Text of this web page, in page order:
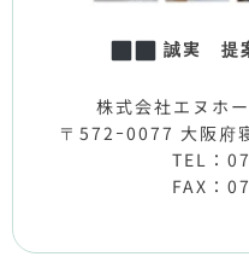
誠実 提
株式会社エヌホ
〒572ｰ0077 大阪府
TEL：
FAX：